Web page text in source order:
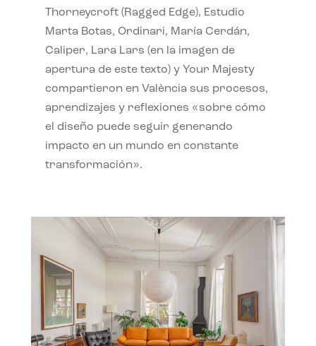
Thorneycroft (Ragged Edge), Estudio
Marta Botas, Ordinari, María Cerdán,
Caliper, Lara Lars (en la imagen de
apertura de este texto) y Your Majesty
compartieron en València sus procesos,
aprendizajes y reflexiones «sobre cómo
el diseño puede seguir generando
impacto en un mundo en constante
transformación».